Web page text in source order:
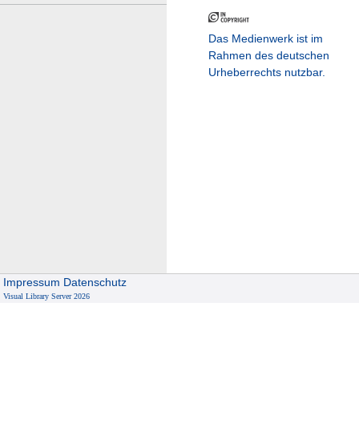
Das Medienwerk ist im
Rahmen des deutschen
Urheberrechts nutzbar.
Impressum Datenschutz
Visual Library Server 2026